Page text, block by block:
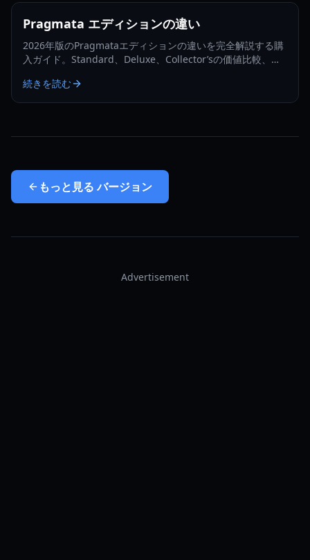
Pragmata エディションの違い
2026年版のPragmataエディションの違いを完全解説する購
入ガイド。Standard、Deluxe、Collector’sの価値比較、プ
続きを読む
もっと見る バージョン
Advertisement